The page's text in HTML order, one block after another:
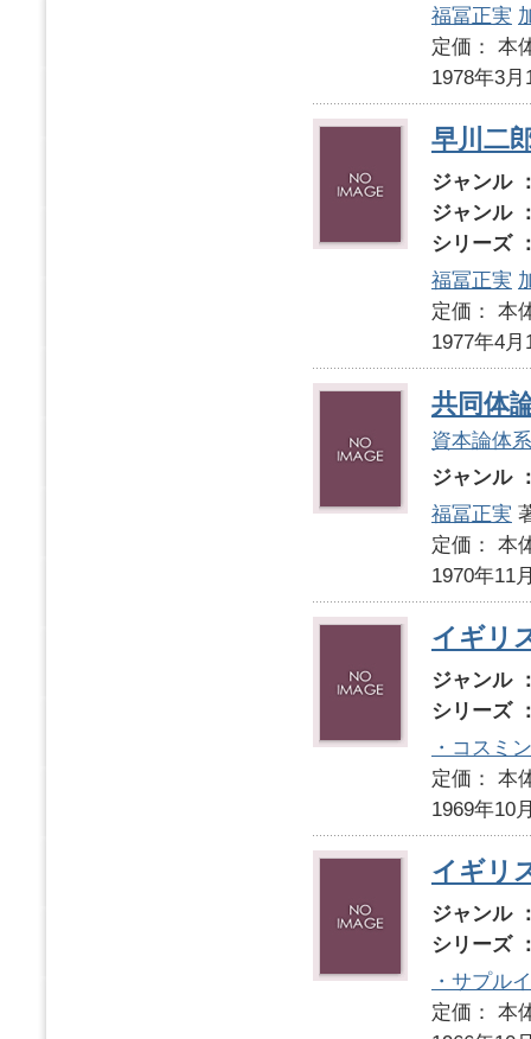
福冨正実
定価：
1978年3月
早川二
ジャンル
ジャンル
シリーズ
福冨正実
定価：
1977年4月
共同体
資本論体
ジャンル
福冨正実
定価：
1970年11
イギリ
ジャンル
シリーズ
・コスミ
定価：
1969年10
イギリ
ジャンル
シリーズ
・サプル
定価：